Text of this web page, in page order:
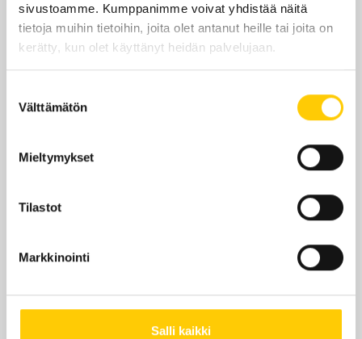
sivustoamme. Kumppanimme voivat yhdistää näitä
tietoja muihin tietoihin, joita olet antanut heille tai joita on
kerätty, kun olet käyttänyt heidän palvelujaan.
valinta
Välttämätön
Mieltymykset
Tilastot
Markkinointi
Salli kaikki
su
12–18
Yhteystiedot
Glitter.fi
0447315465
KRS 1